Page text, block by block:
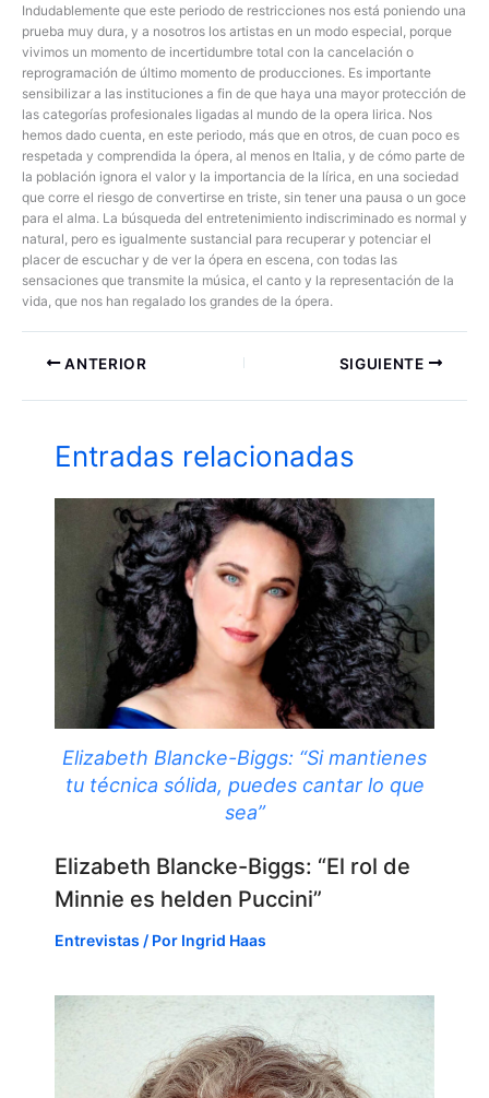
Indudablemente que este periodo de restricciones nos está poniendo una
prueba muy dura, y a nosotros los artistas en un modo especial, porque
vivimos un momento de incertidumbre total con la cancelación o
reprogramación de último momento de producciones. Es importante
sensibilizar a las instituciones a fin de que haya una mayor protección de
las categorías profesionales ligadas al mundo de la opera lirica. Nos
hemos dado cuenta, en este periodo, más que en otros, de cuan poco es
respetada y comprendida la ópera, al menos en Italia, y de cómo parte de
la población ignora el valor y la importancia de la lírica, en una sociedad
que corre el riesgo de convertirse en triste, sin tener una pausa o un goce
para el alma. La búsqueda del entretenimiento indiscriminado es normal y
natural, pero es igualmente sustancial para recuperar y potenciar el
placer de escuchar y de ver la ópera en escena, con todas las
sensaciones que transmite la música, el canto y la representación de la
vida, que nos han regalado los grandes de la ópera.
ANTERIOR SIGUIENTE
Entradas relacionadas
Elizabeth Blancke-Biggs: “Si mantienes
tu técnica sólida, puedes cantar lo que
sea”
Elizabeth Blancke-Biggs: “El rol de
Minnie es helden Puccini”
Entrevistas / Por Ingrid Haas